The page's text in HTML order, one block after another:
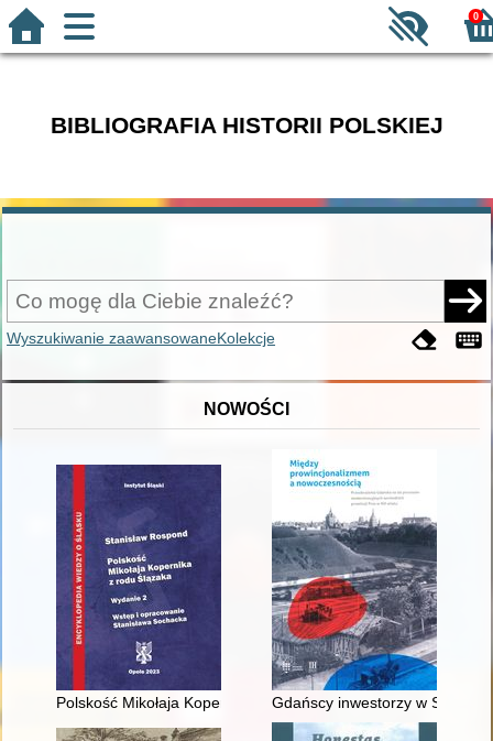
0
BIBLIOGRAFIA HISTORII POLSKIEJ
Wyszukiwanie zaawansowaneKolekcje
NOWOŚCI
Polskość Mikołaja Kopernika z rodu Ślązaka
Gdańscy inwestorzy w